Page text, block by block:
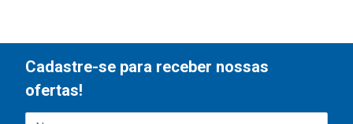
Cadastre-se para receber nossas
ofertas!